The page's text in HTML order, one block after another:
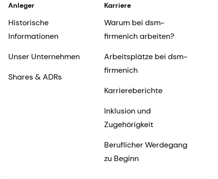
Anleger
Historische
Informationen
Unser Unternehmen
Shares & ADRs
Karriere
Warum bei dsm-
firmenich arbeiten?
Arbeitsplätze bei dsm-
firmenich
Karriereberichte
Inklusion und
Zugehörigkeit
Beruflicher Werdegang
zu Beginn